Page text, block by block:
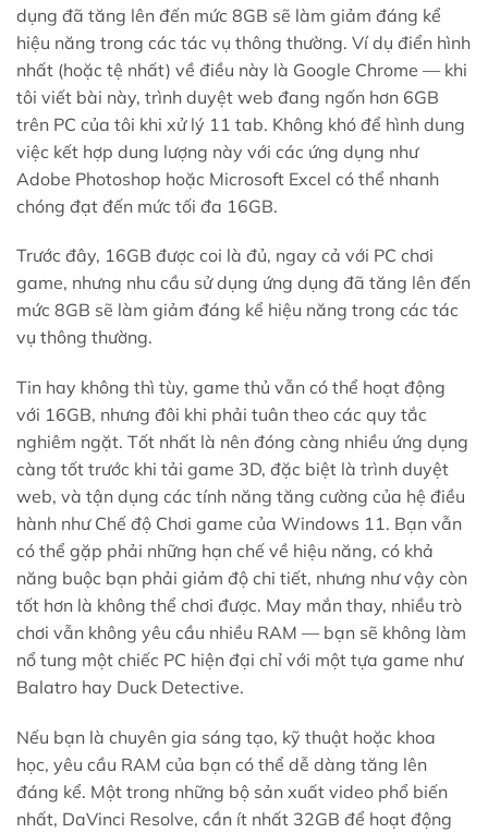
dụng đã tăng lên đến mức 8GB sẽ làm giảm đáng kể
hiệu năng trong các tác vụ thông thường. Ví dụ điển hình
nhất (hoặc tệ nhất) về điều này là Google Chrome — khi
tôi viết bài này, trình duyệt web đang ngốn hơn 6GB
trên PC của tôi khi xử lý 11 tab. Không khó để hình dung
việc kết hợp dung lượng này với các ứng dụng như
Adobe Photoshop hoặc Microsoft Excel có thể nhanh
chóng đạt đến mức tối đa 16GB.
Trước đây, 16GB được coi là đủ, ngay cả với PC chơi
game, nhưng nhu cầu sử dụng ứng dụng đã tăng lên đến
mức 8GB sẽ làm giảm đáng kể hiệu năng trong các tác
vụ thông thường.
Tin hay không thì tùy, game thủ vẫn có thể hoạt động
với 16GB, nhưng đôi khi phải tuân theo các quy tắc
nghiêm ngặt. Tốt nhất là nên đóng càng nhiều ứng dụng
càng tốt trước khi tải game 3D, đặc biệt là trình duyệt
web, và tận dụng các tính năng tăng cường của hệ điều
hành như Chế độ Chơi game của Windows 11. Bạn vẫn
có thể gặp phải những hạn chế về hiệu năng, có khả
năng buộc bạn phải giảm độ chi tiết, nhưng như vậy còn
tốt hơn là không thể chơi được. May mắn thay, nhiều trò
chơi vẫn không yêu cầu nhiều RAM — bạn sẽ không làm
nổ tung một chiếc PC hiện đại chỉ với một tựa game như
Balatro hay Duck Detective.
Nếu bạn là chuyên gia sáng tạo, kỹ thuật hoặc khoa
học, yêu cầu RAM của bạn có thể dễ dàng tăng lên
đáng kể. Một trong những bộ sản xuất video phổ biến
nhất, DaVinci Resolve, cần ít nhất 32GB để hoạt động